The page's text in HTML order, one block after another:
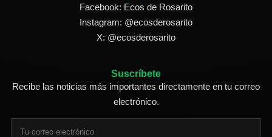
Facebook: Ecos de Rosarito
Instagram: @ecosderosarito
X: @ecosderosarito
Suscríbete
Recibe las noticias más importantes directamente en tu correo
electrónico.